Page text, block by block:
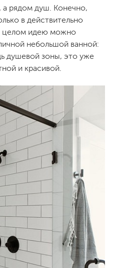
а рядом душ. Конечно,
в действительно
целом идею можно
небольшой ванной:
душевой зоны, это уже
и красивой.